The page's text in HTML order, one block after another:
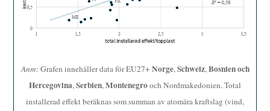
Anm: Grafen innehåller data för EU27+ Norge,Schweiz,Bosnien och
Hercegovina,Serbien,Montenegrooch Nordmakedonien. Total
installerad effekt beräknas som summan av atomära kraftslag (vind,